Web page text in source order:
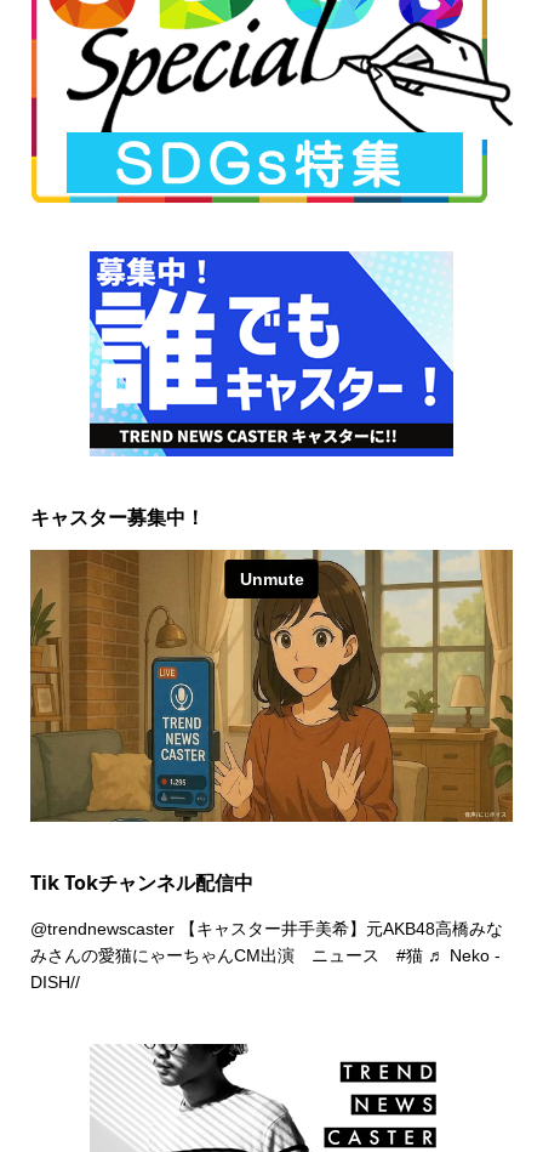
キャスター募集中！
Tik Tokチャンネル配信中
@trendnewscaster【キャスター井手美希】元AKB48高橋みな
みさんの愛猫にゃーちゃんCM出演 ニュース #猫 ♬ Neko -
DISH//